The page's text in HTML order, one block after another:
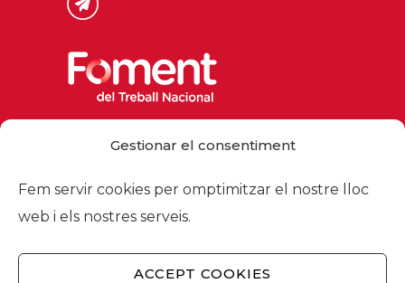
Gestionar el consentiment
Fem servir cookies per omptimitzar el nostre lloc
web i els nostres serveis.
ACCEPT COOKIES
foment@foment.com